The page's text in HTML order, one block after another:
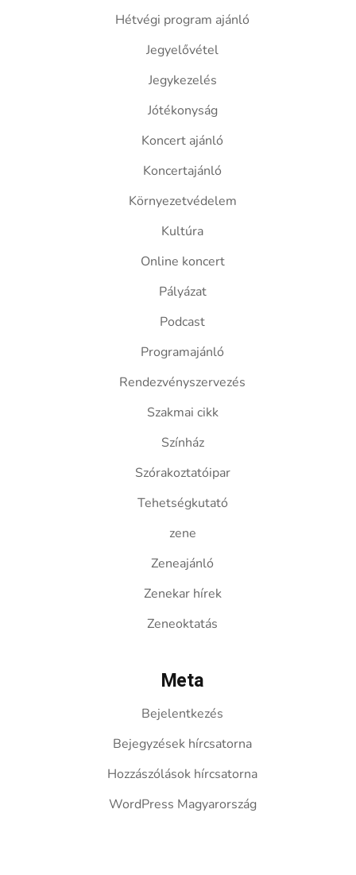
Hétvégi program ajánló
Jegyelővétel
Jegykezelés
Jótékonyság
Koncert ajánló
Koncertajánló
Környezetvédelem
Kultúra
Online koncert
Pályázat
Podcast
Programajánló
Rendezvényszervezés
Szakmai cikk
Színház
Szórakoztatóipar
Tehetségkutató
zene
Zeneajánló
Zenekar hírek
Zeneoktatás
Meta
Bejelentkezés
Bejegyzések hírcsatorna
Hozzászólások hírcsatorna
WordPress Magyarország